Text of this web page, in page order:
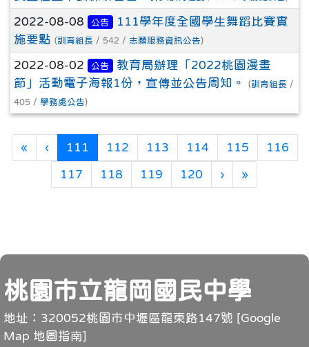
2022-08-08 公告
111學年度全國學生舞蹈比賽實
施要點 (訓育組長 / 542 / 志願服務資訊公告)
2022-08-02 公告
教育局辦理「2022桃園漫畫
節」活動電子海報1份，宣傳並公告周知。
(訓育組長 /
405 / 學務處公告)
«第一頁
‹上一頁
111 (目前頁次)
112 113 114 115 116
117 118 119 120 ›下一頁
»
頁尾
桃園市立龍岡國民中學
地址：320052桃園市中壢區龍東路147號 [Google
Map 地圖指南]